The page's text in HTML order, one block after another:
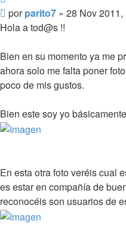
Mensaje
porparito7 » 28 Nov 2011,
Hola a tod@s !!
Bien en su momento ya me
ahora solo me falta poner
poco de mis gustos.
Bien este soy yo
En esta otra foto veréis cual
es estar en compañía de
reconocéis son usuarios de